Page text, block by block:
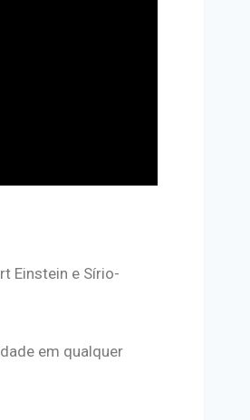
Einstein e Sírio-
em qualquer